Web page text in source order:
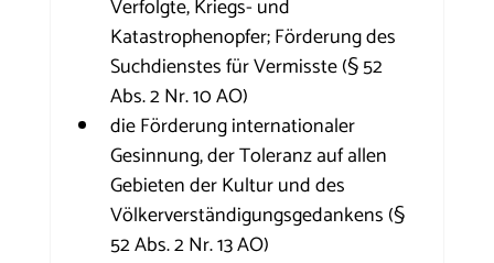
Verfolgte, Kriegs- und
Katastrophenopfer; Förderung des
Suchdienstes für Vermisste (§ 52
Abs. 2 Nr. 10 AO)
die Förderung internationaler
Gesinnung, der Toleranz auf allen
Gebieten der Kultur und des
Völkerverständigungsgedankens (§
52 Abs. 2 Nr. 13 AO)